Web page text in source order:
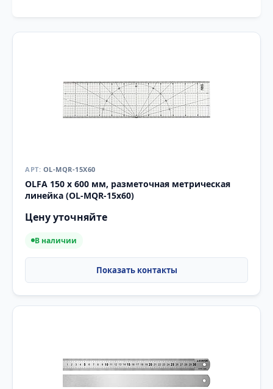
OL-MQR-15X60
OLFA 150 х 600 мм, разметочная метрическая
линейка (OL-MQR-15x60)
Цену уточняйте
В наличии